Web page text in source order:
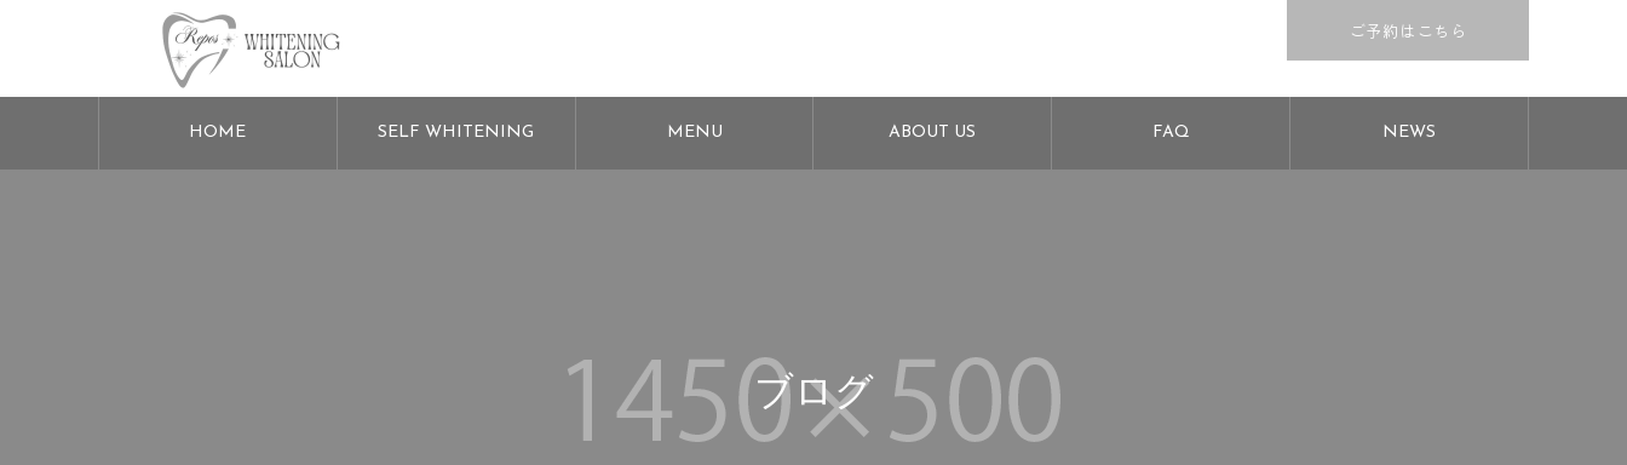
ご予約はこちら
HOME SELF WHITENING MENU ABOUT US FAQ NEWS
ブログ